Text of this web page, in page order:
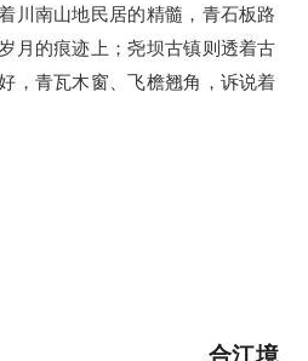
川南山地民居的精髓，青石板路
月的痕迹上；尧坝古镇则透着古
，青瓦木窗、飞檐翘角，诉说着
合江境